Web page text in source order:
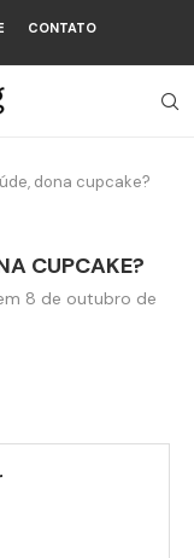
CONTATO
dona cupcake?
CUPCAKE?
8 de outubro de